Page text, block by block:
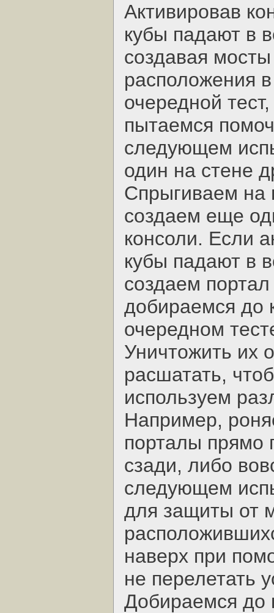
Активировав
кубы падают в
создавая
расположения
очередной
пытаемся
следующем
один на стене
Спрыгиваем на
создаем еще
консоли. Если
кубы падают в
создаем
добираемся до
очередном
Уничтожить их
расшатать,
используем
Например,
порталы прямо
сзади, либо
следующем
для защиты от
наверх при
не перелетать
Добираемся до